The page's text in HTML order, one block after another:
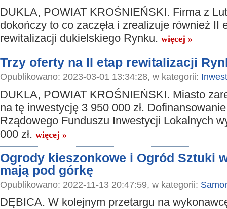
DUKLA, POWIAT KROŚNIEŃSKI. Firma z
dokończy to co zaczęła i zrealizuje również II
rewitalizacji dukielskiego Rynku. więcej »
Trzy oferty na II etap rewitalizacji
Opublikowano: 2023-03-01 13:34:28, w kategorii:
DUKLA, POWIAT KROŚNIEŃSKI. Miasto
na tę inwestycję 3 950 000 zł.
Rządowego Funduszu Inwestycji Lokalnych
000 zł. więcej »
Ogrody kieszonkowe i Ogród Sztuki
mają pod górkę
Opublikowano: 2022-11-13 20:47:59, w kategorii:
DĘBICA. W kolejnym przetargu na